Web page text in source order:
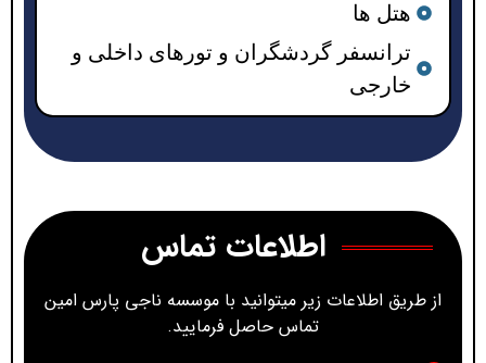
هتل ها
ترانسفر گردشگران و تورهای داخلی و
خارجی
اطلاعات تماس
از طریق اطلاعات زیر میتوانید با موسسه ناجی پارس امین
تماس حاصل فرمایید.